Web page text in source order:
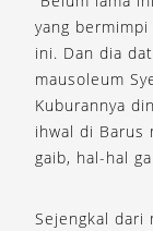
yang
ini. Dan dia
mausoleum
Kuburannya
ihwal di Barus
gaib, hal-hal
Sejengkal dari